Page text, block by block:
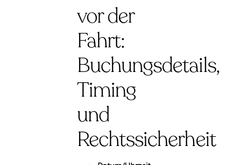
vor der
Fahrt:
Buchungsdetails,
Timing
und
Rechtssicherheit